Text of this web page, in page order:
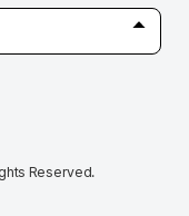
Reserved.